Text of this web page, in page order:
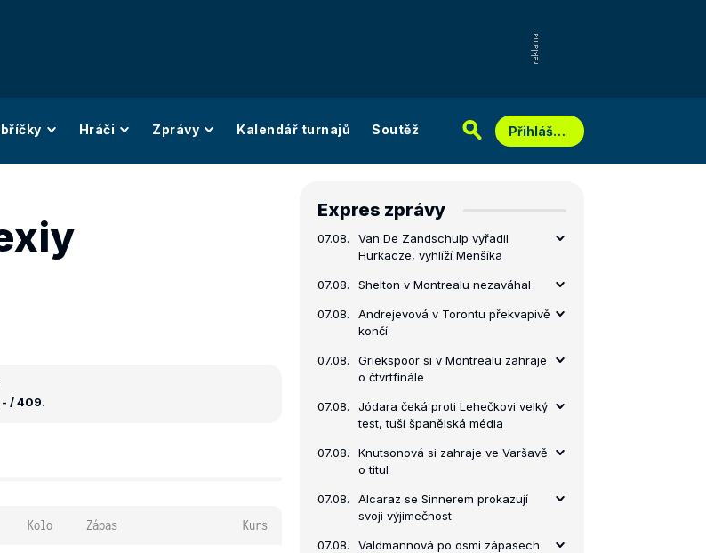
Hráči Zprávy Kalendář turnajů Soutěž Přihlášení
/ 409.
Kolo Zápas Kurs
Expres zprávy
07.08.
Van De Zandschulp vyřadil
Hurkacze, vyhlíží Menšíka
07.08. Shelton v Montrealu nezaváhal
07.08.
Andrejevová v Torontu překvapivě
končí
07.08.
Griekspoor si v Montrealu zahraje
o čtvrtfinále
07.08.
Jódara čeká proti Lehečkovi velký
test, tuší španělská média
07.08.
Knutsonová si zahraje ve Varšavě
o titul
07.08.
Alcaraz se Sinnerem prokazují
svoji výjimečnost
07.08.
Valdmannová po osmi zápasech